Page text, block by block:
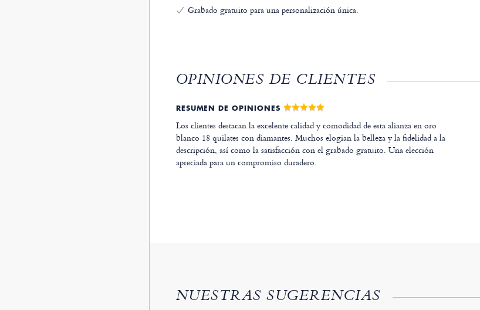
Grabado gratuito para una personalización única.
OPINIONES DE CLIENTES
RESUMEN DE OPINIONES
Los clientes destacan la excelente calidad y comodidad de esta alianza en oro
blanco 18 quilates con diamantes. Muchos elogian la belleza y la fidelidad a la
descripción, así como la satisfacción con el grabado gratuito. Una elección
apreciada para un compromiso duradero.
NUESTRAS SUGERENCIAS